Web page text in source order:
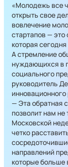
«Молодежь все
открыть свое
вовлечение
стартапов —
которая
А стремление
нуждающихся в
социального
руководитель
— Эта обратная
позволит нам
Московской
четко
направлений
которые больше